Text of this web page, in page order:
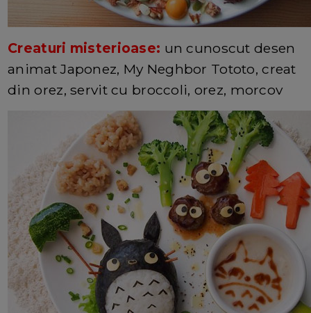
Creaturi misterioase: un cunoscut desen
animat Japonez, My Neghbor Tototo, creat
din orez, servit cu broccoli, orez, morcov